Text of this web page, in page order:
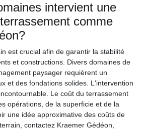
intervient une
comme
est crucial afin de garantir la stabilité
et constructions. Divers domaines de
paysager requièrent un
et des fondations solides. L'intervention
Le coût du terrassement
opérations, de la superficie et de la
une idée approximative des coûts de
contactez Kraemer Gédéon,